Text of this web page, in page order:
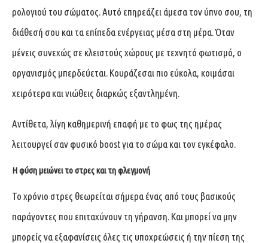
ρολογιού του σώματος. Αυτό επηρεάζει άμεσα τον ύπνο σου, τη
διάθεσή σου και τα επίπεδα ενέργειας μέσα στη μέρα. Όταν
μένεις συνεχώς σε κλειστούς χώρους με τεχνητό φωτισμό, ο
οργανισμός μπερδεύεται. Κουράζεσαι πιο εύκολα, κοιμάσαι
χειρότερα και νιώθεις διαρκώς εξαντλημένη.
Αντίθετα, λίγη καθημερινή επαφή με το φως της ημέρας
λειτουργεί σαν φυσικό boost για το σώμα και τον εγκέφαλο.
Η φύση μειώνει το στρες και τη φλεγμονή
Το χρόνιο στρες θεωρείται σήμερα ένας από τους βασικούς
παράγοντες που επιταχύνουν τη γήρανση. Και μπορεί να μην
μπορείς να εξαφανίσεις όλες τις υποχρεώσεις ή την πίεση της